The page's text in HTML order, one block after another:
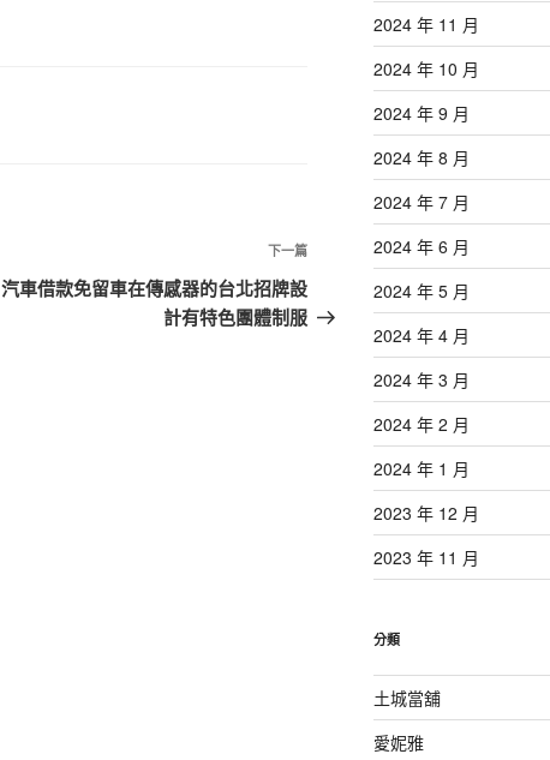
下
一
篇
下一篇
汽車借款免留車在傳感器的台北招牌設
計有特色團體制服
2024 年 11 月
2024 年 10 月
2024 年 9 月
2024 年 8 月
2024 年 7 月
2024 年 6 月
2024 年 5 月
2024 年 4 月
2024 年 3 月
2024 年 2 月
2024 年 1 月
2023 年 12 月
2023 年 11 月
分類
土城當舖
愛妮雅